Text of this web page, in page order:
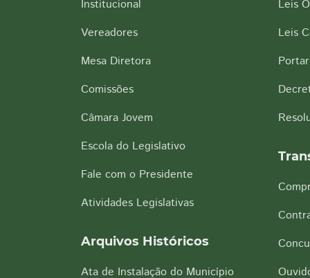
Institucional
Vereadores
Mesa Diretora
Comissões
Câmara Jovem
Escola do Legislativo
Fale com o Presidente
Atividades Legislativas
Arquivos Históricos
Ata de Instalação do Município
Leis
Leis